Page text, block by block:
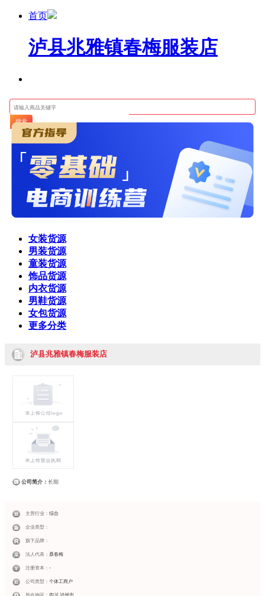
首页
泸县兆雅镇春梅服装店
搜索
女装货源
男装货源
童装货源
饰品货源
内衣货源
男鞋货源
女包货源
更多分类
泸县兆雅镇春梅服装店
公司简介：长期
主营行业： 综合
企业类型：
旗下品牌：
法人代表： 聂春梅
注册资本： -
公司类型： 个体工商户